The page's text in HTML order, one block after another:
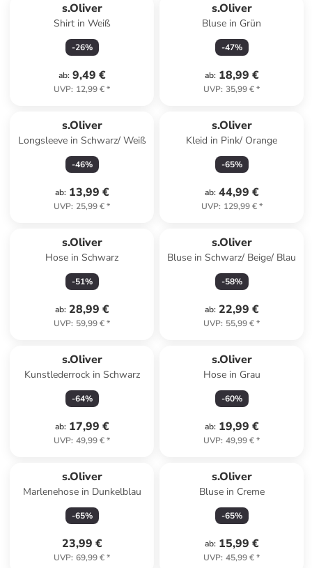
s.Oliver
Shirt in Weiß
-26%
ab: 9,49 €
UVP: 12,99 €*
s.Oliver
Bluse in Grün
-47%
ab: 18,99 €
UVP: 35,99 €*
s.Oliver
Longsleeve in Schwarz/ Weiß
-46%
ab: 13,99 €
UVP: 25,99 €*
s.Oliver
Kleid in Pink/ Orange
-65%
ab: 44,99 €
UVP: 129,99 €*
s.Oliver
Hose in Schwarz
-51%
ab: 28,99 €
UVP: 59,99 €*
s.Oliver
Bluse in Schwarz/ Beige/ Blau
-58%
ab: 22,99 €
UVP: 55,99 €*
s.Oliver
Kunstlederrock in Schwarz
-64%
ab: 17,99 €
UVP: 49,99 €*
s.Oliver
Hose in Grau
-60%
ab: 19,99 €
UVP: 49,99 €*
s.Oliver
Marlenehose in Dunkelblau
-65%
23,99 €
UVP: 69,99 €*
s.Oliver
Bluse in Creme
-65%
ab: 15,99 €
UVP: 45,99 €*